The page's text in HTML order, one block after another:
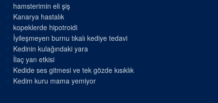
hamsterimin eli şiş
Kanarya hastalık
kopeklerde hipotroidi
İyileşmeyen burnu tıkalı kediye tedavi
Kedinin kulağındaki yara
İlaç yan etkisi
Kedide ses gitmesi ve tek gözde kısıklık
Kedim kuru mama yemiyor